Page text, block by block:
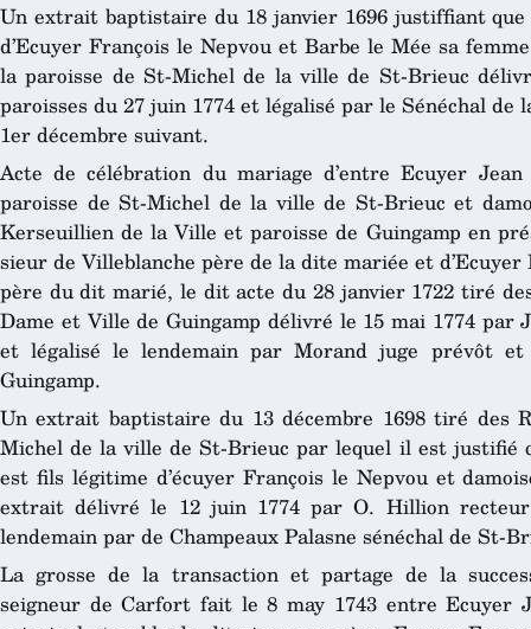
Un extrait baptistaire du 18 janvier 1696 justiffiant
d’Ecuyer François le Nepvou et Barbe le Mée sa
la paroisse de St-Michel de la ville de St-Brieuc
paroisses du 27 juin 1774 et légalisé par le Sénéchal
1er décembre suivant.
Acte de célébration du mariage d’entre Ecuyer
paroisse de St-Michel de la ville de St-Brieuc et
Kerseuillien de la Ville et paroisse de Guingamp en
sieur de Villeblanche père de la dite mariée et
père du dit marié, le dit acte du 28 janvier 1722 tiré
Dame et Ville de Guingamp délivré le 15 mai 1774
et légalisé le lendemain par Morand juge prévôt
Guingamp.
Un extrait baptistaire du 13 décembre 1698 tiré des
Michel de la ville de St-Brieuc par lequel il est justifié
est fils légitime d’écuyer François le Nepvou et
extrait délivré le 12 juin 1774 par O. Hillion
lendemain par de Champeaux Palasne sénéchal de St-
La grosse de la transaction et partage de la
seigneur de Carfort fait le 8 may 1743 entre Ecuyer